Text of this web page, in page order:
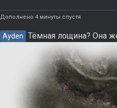
Дополнено 4 минуты спустя
Ayden Тёмная лощина? Она